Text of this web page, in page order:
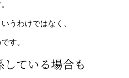
うわけではなく、
す。
ている場合も